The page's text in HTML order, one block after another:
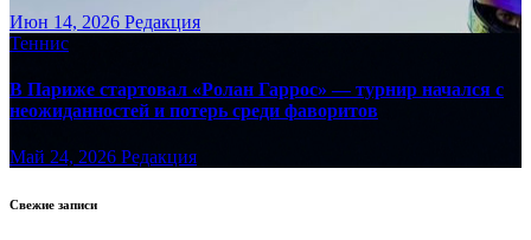
Июн 14, 2026 Редакция
Теннис
В Париже стартовал «Ролан Гаррос» — турнир начался с
неожиданностей и потерь среди фаворитов
Май 24, 2026 Редакция
Свежие записи